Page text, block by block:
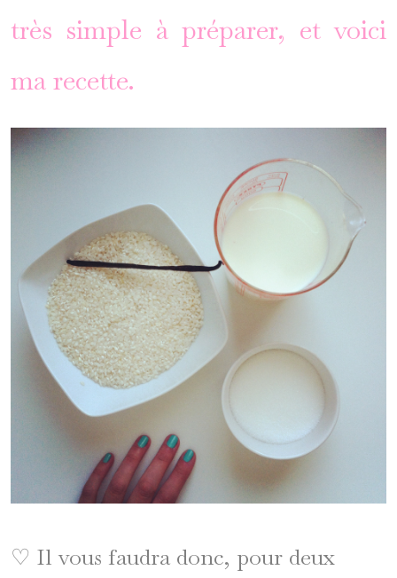
très simple à préparer, et voici
ma recette.
♡ Il vous faudra donc, pour deux